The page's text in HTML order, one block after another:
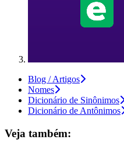
Blog / Artigos
Nomes
Dicionário de Sinônimos
Dicionário de Antônimos
Veja também: